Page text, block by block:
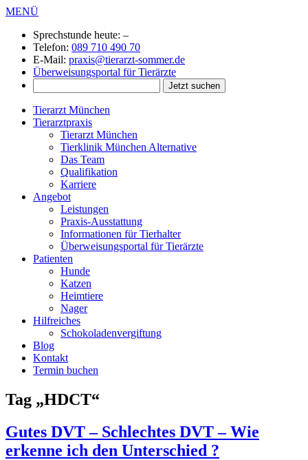
MENÜ
Sprechstunde heute: –
Telefon: 089 710 490 70
E-Mail: praxis@tierarzt-sommer.de
Überweisungsportal für Tierärzte
Tierarzt München
Tierarztpraxis
Tierarzt München
Tierklinik München Alternative
Das Team
Qualifikation
Karriere
Angebot
Leistungen
Praxis-Ausstattung
Informationen für Tierhalter
Überweisungsportal für Tierärzte
Patienten
Hunde
Katzen
Heimtiere
Nager
Hilfreiches
Schokoladenvergiftung
Blog
Kontakt
Termin buchen
Tag „HDCT“
Gutes DVT – Schlechtes DVT – Wie
erkenne ich den Unterschied ?